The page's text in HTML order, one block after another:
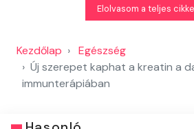
Elolvasom a teljes
Kezdőlap
Egészség
Új szerepet kaphat a kreatin a
immunterápiában